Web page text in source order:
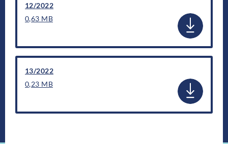
12/2022
0,63 MB
13/2022
0,23 MB